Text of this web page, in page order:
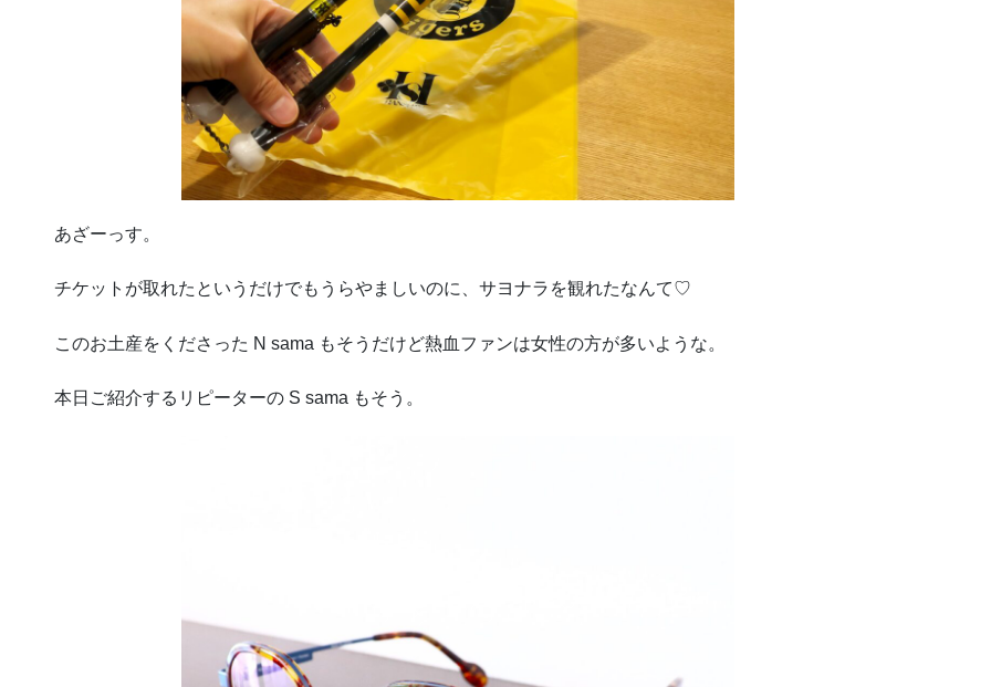
あざーっす。
チケットが取れたというだけでもうらやましいのに、サヨナラを観れたなんて♡
このお土産をくださった N sama もそうだけど熱血ファンは女性の方が多いような。
本日ご紹介するリピーターの S sama もそう。